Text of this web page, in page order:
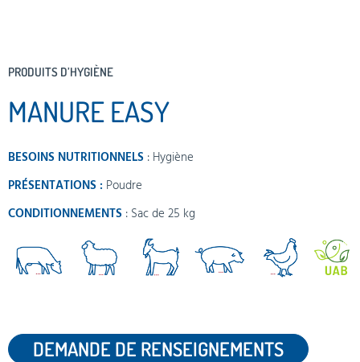
PRODUITS D’HYGIÈNE
MANURE EASY
BESOINS NUTRITIONNELS : Hygiène
PRÉSENTATIONS : Poudre
CONDITIONNEMENTS : Sac de 25 kg
DEMANDE DE RENSEIGNEMENTS